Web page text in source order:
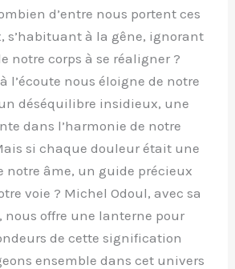
d’entre nous portent ces
s’habituant à la gêne, ignorant
notre corps à se réaligner ?
l’écoute nous éloigne de notre
déséquilibre insidieux, une
dans l’harmonie de notre
si chaque douleur était une
notre âme, un guide précieux
voie ? Michel Odoul, avec sa
nous offre une lanterne pour
de cette signification
ensemble dans cet univers